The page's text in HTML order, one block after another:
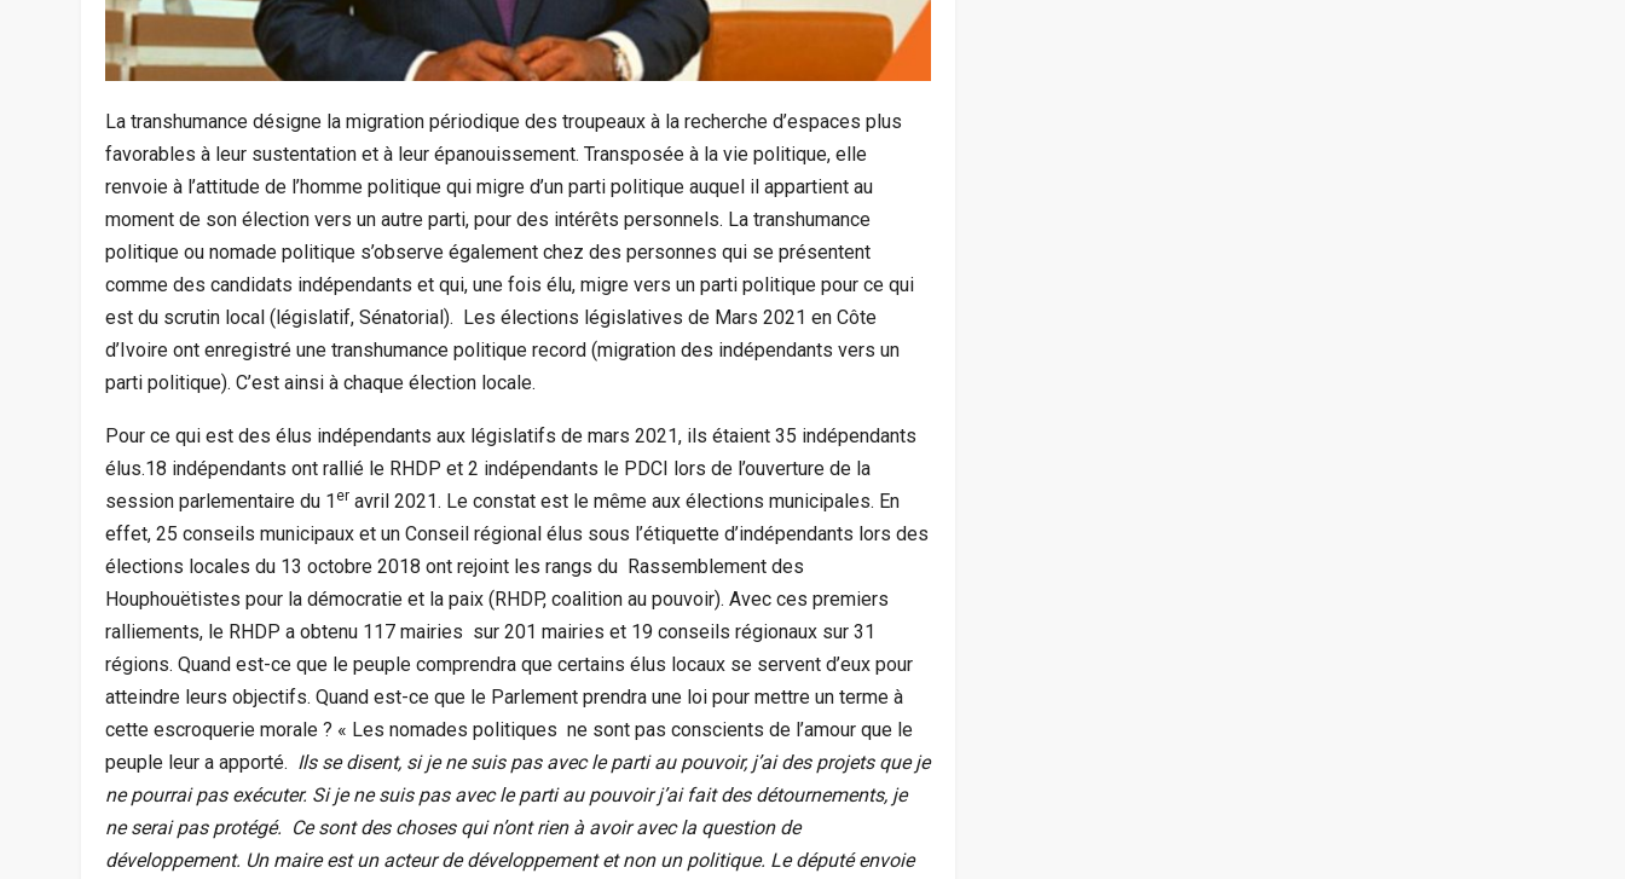
La transhumance désigne la migration périodique des troupeaux à la recherche d’espaces plus
favorables à leur sustentation et à leur épanouissement. Transposée à la vie politique, elle
renvoie à l’attitude de l’homme politique qui migre d’un parti politique auquel il appartient au
moment de son élection vers un autre parti, pour des intérêts personnels. La transhumance
politique ou nomade politique s’observe également chez des personnes qui se présentent
comme des candidats indépendants et qui, une fois élu, migre vers un parti politique pour ce qui
est du scrutin local (législatif, Sénatorial). Les élections législatives de Mars 2021 en Côte
d’Ivoire ont enregistré une transhumance politique record (migration des indépendants vers un
parti politique). C’est ainsi à chaque élection locale.
Pour ce qui est des élus indépendants aux législatifs de mars 2021, ils étaient 35 indépendants
élus.18 indépendants ont rallié le RHDP et 2 indépendants le PDCI lors de l’ouverture de la
session parlementaire du 1 er avril 2021. Le constat est le même aux élections municipales. En
effet, 25 conseils municipaux et un Conseil régional élus sous l’étiquette d’indépendants lors des
élections locales du 13 octobre 2018 ont rejoint les rangs du Rassemblement des
Houphouëtistes pour la démocratie et la paix (RHDP, coalition au pouvoir). Avec ces premiers
ralliements, le RHDP a obtenu 117 mairies sur 201 mairies et 19 conseils régionaux sur 31
régions. Quand est-ce que le peuple comprendra que certains élus locaux se servent d’eux pour
atteindre leurs objectifs. Quand est-ce que le Parlement prendra une loi pour mettre un terme à
cette escroquerie morale ? « Les nomades politiques ne sont pas conscients de l’amour que le
peuple leur a apporté. Ils se disent, si je ne suis pas avec le parti au pouvoir, j’ai des projets que je
ne pourrai pas exécuter. Si je ne suis pas avec le parti au pouvoir j’ai fait des détournements, je
ne serai pas protégé. Ce sont des choses qui n’ont rien à avoir avec la question de
développement. Un maire est un acteur de développement et non un politique. Le député envoie